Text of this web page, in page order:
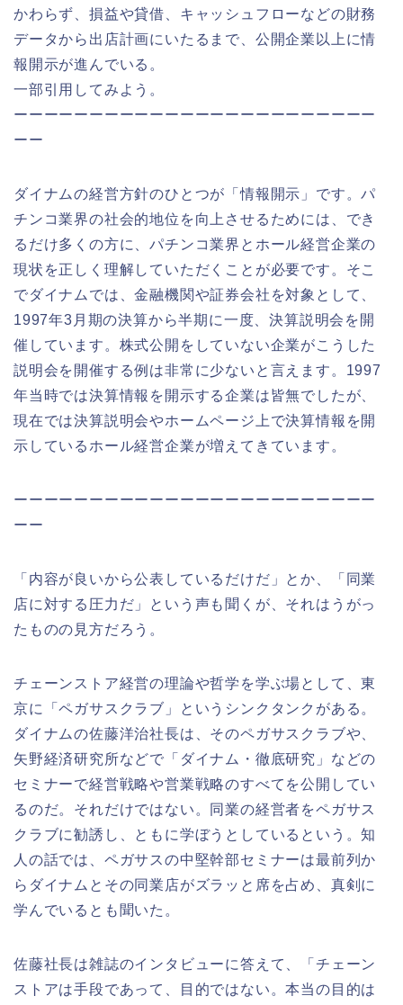
かわらず、損益や貸借、キャッシュフローなどの財務
データから出店計画にいたるまで、公開企業以上に情
報開示が進んでいる。
一部引用してみよう。
ーーーーーーーーーーーーーーーーーーーーーーーー
ーー
ダイナムの経営方針のひとつが「情報開示」です。パ
チンコ業界の社会的地位を向上させるためには、でき
るだけ多くの方に、パチンコ業界とホール経営企業の
現状を正しく理解していただくことが必要です。そこ
でダイナムでは、金融機関や証券会社を対象として、
1997年3月期の決算から半期に一度、決算説明会を開
催しています。株式公開をしていない企業がこうした
説明会を開催する例は非常に少ないと言えます。1997
年当時では決算情報を開示する企業は皆無でしたが、
現在では決算説明会やホームページ上で決算情報を開
示しているホール経営企業が増えてきています。
ーーーーーーーーーーーーーーーーーーーーーーーー
ーー
「内容が良いから公表しているだけだ」とか、「同業
店に対する圧力だ」という声も聞くが、それはうがっ
たものの見方だろう。
チェーンストア経営の理論や哲学を学ぶ場として、東
京に「ペガサスクラブ」というシンクタンクがある。
ダイナムの佐藤洋治社長は、そのペガサスクラブや、
矢野経済研究所などで「ダイナム・徹底研究」などの
セミナーで経営戦略や営業戦略のすべてを公開してい
るのだ。それだけではない。同業の経営者をペガサス
クラブに勧誘し、ともに学ぼうとしているという。知
人の話では、ペガサスの中堅幹部セミナーは最前列か
らダイナムとその同業店がズラッと席を占め、真剣に
学んでいるとも聞いた。
佐藤社長は雑誌のインタビューに答えて、「チェーン
ストアは手段であって、目的ではない。本当の目的は